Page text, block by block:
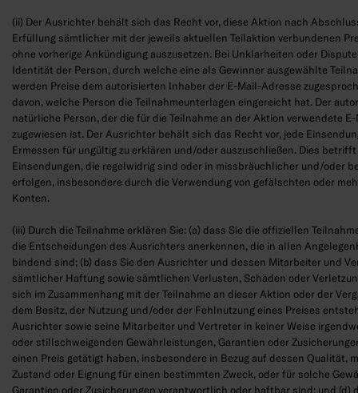
(ii) Der Ausrichter behält sich das Recht vor, diese Aktion nach
Erfüllung sämtlicher mit der jeweils aktuellen Teilaktion verbundenen
ohne vorherige Ankündigung auszusetzen. Bei Unklarheiten oder
Identität der Person, durch welche eine als Gewinner ausgewählte
werden Preise dem autorisierten Inhaber der E-Mail-Adresse
davon, welche Person die Teilnahmeunterlagen eingereicht hat. Der
natürliche Person, der die für die Teilnahme an der Aktion verwendete
zugewiesen ist. Der Ausrichter behält sich das Recht vor, jede
Ermessen für ungültig zu erklären und/oder auszuschließen. Dies
Einsendungen, die regelwidrig sind oder in missbräuchlicher und/oder
erfolgen, insbesondere durch die Verwendung von gefälschten oder
Konten.
(iii) Durch die Teilnahme erklären Sie: (a) dass Sie die offiziellen
die Entscheidungen des Ausrichters anerkennen, die in allen
bindend sind; (b) dass Sie den Ausrichter und dessen Mitarbeiter und
sämtlicher Haftung sowie sämtlichen Verlusten, Schäden oder
sich im Zusammenhang mit der Teilnahme an dieser Aktion oder der
dem Besitz, der Nutzung und/oder der Fehlnutzung eines Preises
Ausrichter sowie seine Mitarbeiter und Vertreter in keiner Weise
oder stillschweigenden Gewährleistungen, Garantien oder
einen Preis getätigt haben, insbesondere in Bezug auf dessen Qualität,
Zustand oder Eignung für einen bestimmten Zweck, oder für solche
Garantien oder Zusicherungen verantwortlich oder haftbar sind; und (d)